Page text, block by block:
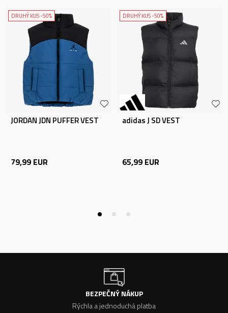
DRUHÝ KUS -50%
JORDAN JDN PUFFER VEST
79,99 EUR
DRUHÝ KUS -50%
adidas J SD VEST
65,99 EUR
BEZPEČNÝ NÁKUP
Rýchla a jednoduchá platba